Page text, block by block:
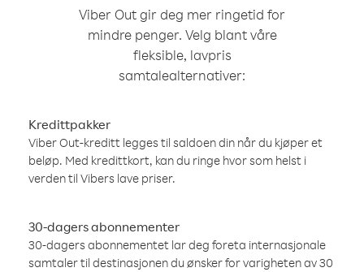
Viber Out gir deg mer ringetid for
mindre penger. Velg blant våre
fleksible, lavpris
samtalealternativer:
Kredittpakker
Viber Out-kreditt legges til saldoen din når du kjøper et
beløp. Med kredittkort, kan du ringe hvor som helst i
verden til Vibers lave priser.
30-dagers abonnementer
30-dagers abonnementet lar deg foreta internasjonale
samtaler til destinasjonen du ønsker for varigheten av 30